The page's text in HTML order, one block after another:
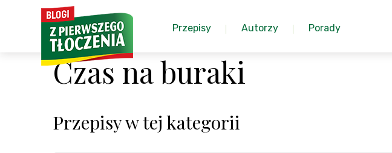
Przepisy Autorzy Porady
Czas na buraki
Przepisy w tej kategorii